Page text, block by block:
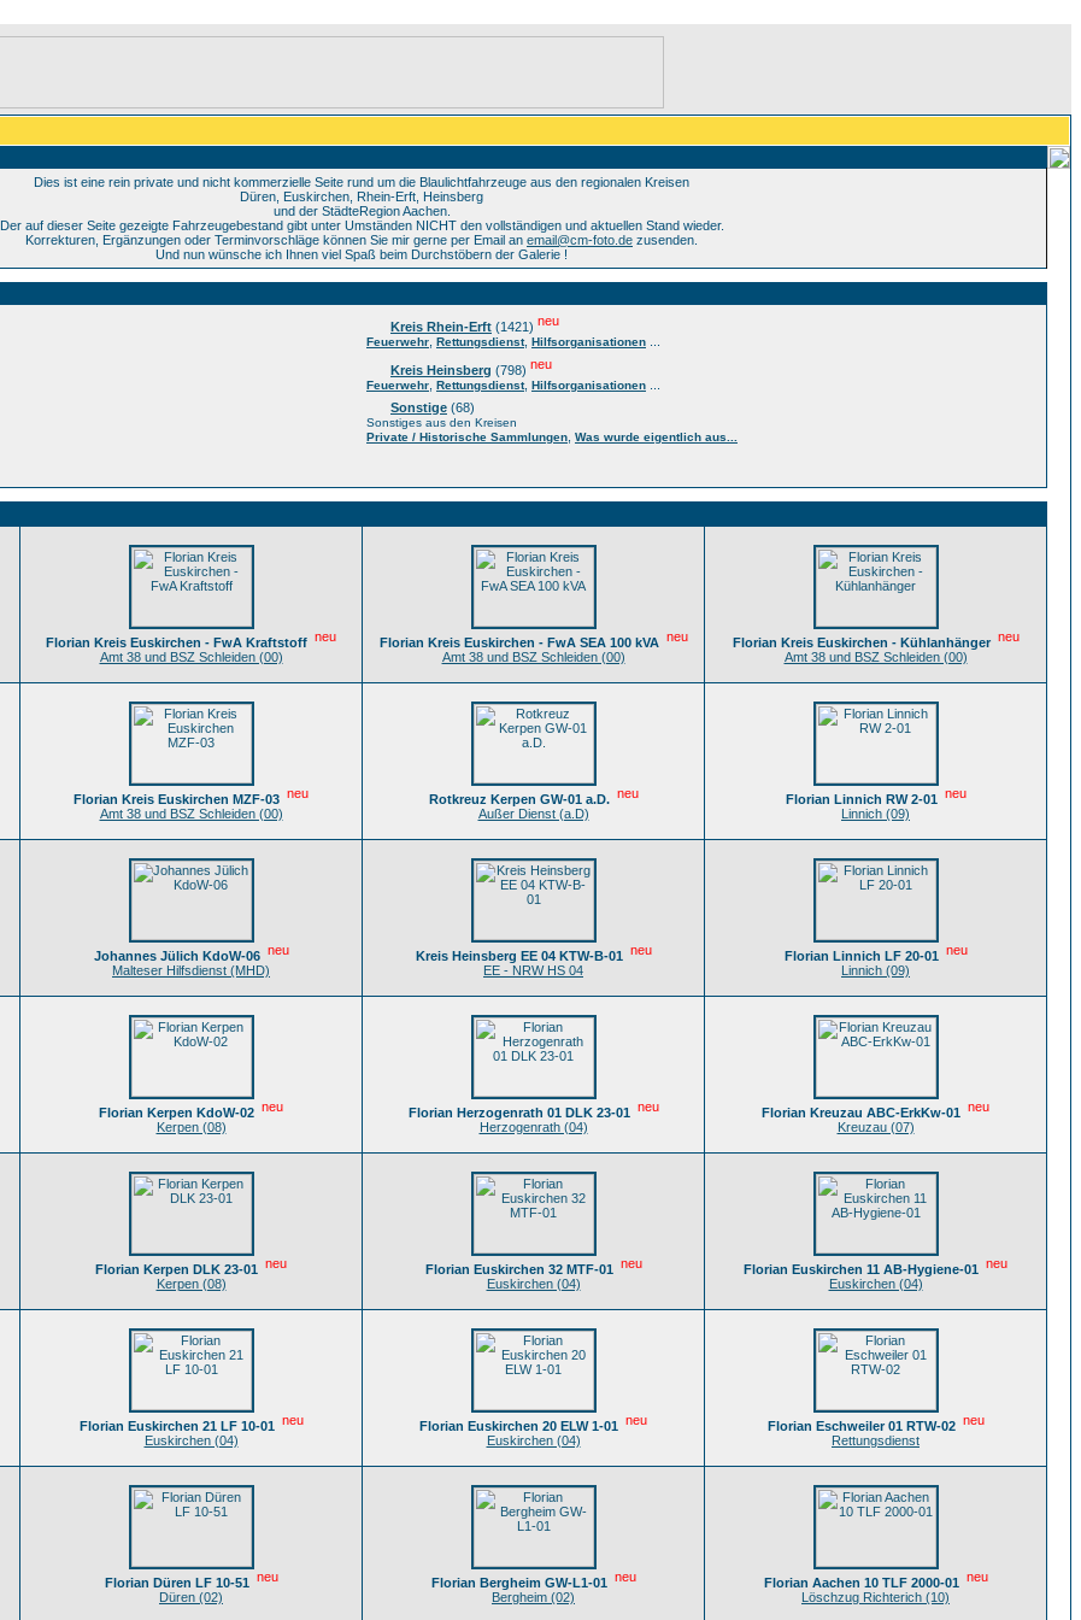
Dies ist eine rein private und nicht kommerzielle Seite rund um die Blaulichtfahrzeuge aus den regionalen Kreisen
Düren, Euskirchen, Rhein-Erft, Heinsberg
und der StädteRegion Aachen.
Der auf dieser Seite gezeigte Fahrzeugebestand gibt unter Umständen NICHT den vollständigen und aktuellen Stand wieder.
Korrekturen, Ergänzungen oder Terminvorschläge können Sie mir gerne per Email an email@cm-foto.de zusenden.
Und nun wünsche ich Ihnen viel Spaß beim Durchstöbern der Galerie !
Kreis Rhein-Erft (1421) neu
Feuerwehr Rettungsdienst, Hilfsorganisationen
Kreis Heinsberg (798) neu
Feuerwehr Rettungsdienst, Hilfsorganisationen
Sonstige (68)
Sonstiges aus den Kreisen
Private / Historische Sammlungen Was wurde eigentlich aus...
Florian Kreis Euskirchen - FwA Kraftstoff neu
Amt 38 und BSZ Schleiden (00)
Florian Kreis Euskirchen - FwA SEA 100 kVA neu
Amt 38 und BSZ Schleiden (00)
Florian Kreis Euskirchen - Kühlanhänger neu
Amt 38 und BSZ Schleiden (00)
Florian Kreis Euskirchen MZF-03 neu
Amt 38 und BSZ Schleiden (00)
Rotkreuz Kerpen GW-01 a.D. neu
Außer Dienst (a.D)
Florian Linnich RW 2-01 neu
Linnich (09)
Johannes Jülich KdoW-06 neu
Malteser Hilfsdienst (MHD)
Kreis Heinsberg EE 04 KTW-B-01 neu
EE - NRW HS 04
Florian Linnich LF 20-01 neu
Linnich (09)
Florian Kerpen KdoW-02 neu
Kerpen (08)
Florian Herzogenrath 01 DLK 23-01 neu
Herzogenrath (04)
Florian Kreuzau ABC-ErkKw-01 neu
Kreuzau (07)
Florian Kerpen DLK 23-01 neu
Kerpen (08)
Florian Euskirchen 32 MTF-01 neu
Euskirchen (04)
Florian Euskirchen 11 AB-Hygiene-01 neu
Euskirchen (04)
Florian Euskirchen 21 LF 10-01 neu
Euskirchen (04)
Florian Euskirchen 20 ELW 1-01 neu
Euskirchen (04)
Florian Eschweiler 01 RTW-02 neu
Rettungsdienst
Florian Düren LF 10-51 neu
Düren (02)
Florian Bergheim GW-L1-01 neu
Bergheim (02)
Florian Aachen 10 TLF 2000-01 neu
Löschzug Richterich (10)